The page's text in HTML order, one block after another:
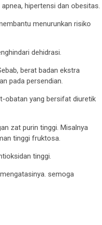
hipertensi dan obesitas.
menurunkan risiko
dehidrasi.
berat badan ekstra
pada persendian.
obatan yang bersifat diuretik
zat purin tinggi. Misalnya
tinggi fruktosa.
tinggi.
semoga